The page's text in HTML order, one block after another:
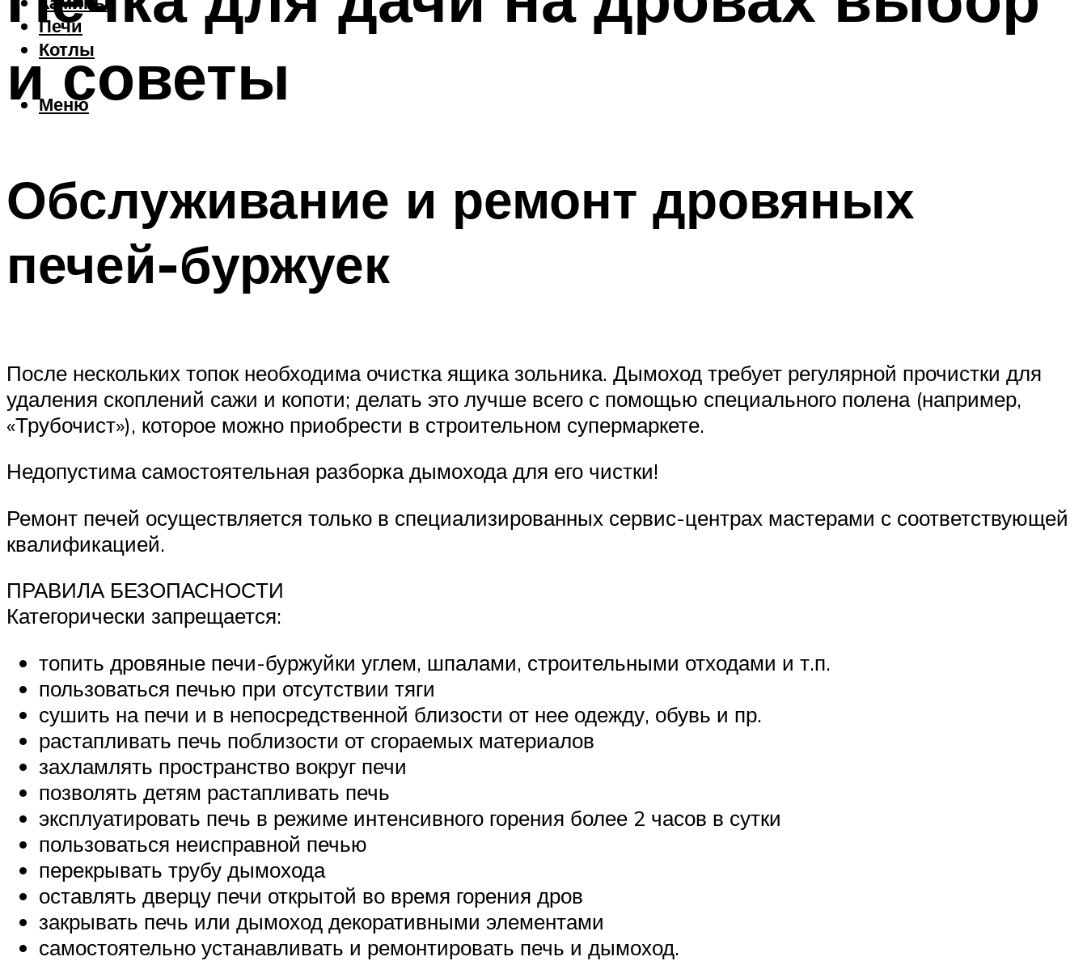
Печи
Котлы
Меню
и советы
Обслуживание и ремонт дровяных
печей-буржуек
После нескольких топок необходима очистка ящика зольника. Дымоход требует регулярной прочистки для
удаления скоплений сажи и копоти; делать это лучше всего с помощью специального полена (например,
«Трубочист»), которое можно приобрести в строительном супермаркете.
Недопустима самостоятельная разборка дымохода для его чистки!
Ремонт печей осуществляется только в специализированных сервис-центрах мастерами с соответствующей
квалификацией.
ПРАВИЛА БЕЗОПАСНОСТИ
Категорически запрещается:
топить дровяные печи-буржуйки углем, шпалами, строительными отходами и т.п.
пользоваться печью при отсутствии тяги
сушить на печи и в непосредственной близости от нее одежду, обувь и пр.
растапливать печь поблизости от сгораемых материалов
захламлять пространство вокруг печи
позволять детям растапливать печь
эксплуатировать печь в режиме интенсивного горения более 2 часов в сутки
пользоваться неисправной печью
перекрывать трубу дымохода
оставлять дверцу печи открытой во время горения дров
закрывать печь или дымоход декоративными элементами
самостоятельно устанавливать и ремонтировать печь и дымоход.